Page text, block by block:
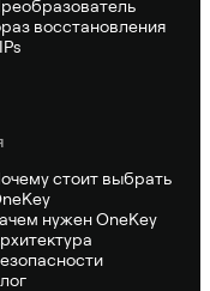
восстановления
стоит выбрать
нужен OneKey